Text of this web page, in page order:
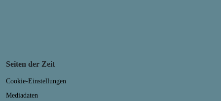
Seiten der Zeit
Cookie-Einstellungen
Mediadaten